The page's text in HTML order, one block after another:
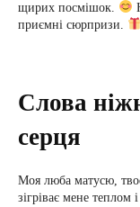
щирих посмішок.
приємні сюрпризи.
Слова
серця
Моя люба матусю,
зігріває мене